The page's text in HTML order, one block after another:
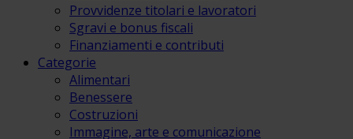
Provvidenze titolari e lavoratori
Sgravi e bonus fiscali
Finanziamenti e contributi
Categorie
Alimentari
Benessere
Costruzioni
Immagine, arte e comunicazione